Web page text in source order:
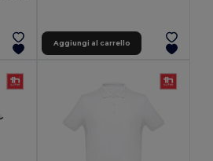
Aggiungi al carrello